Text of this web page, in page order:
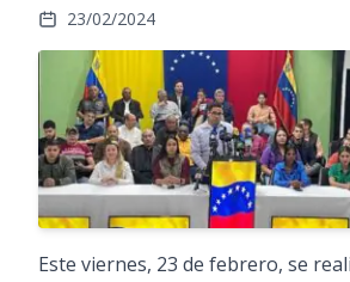
23/02/2024
Este viernes, 23 de febrero, se